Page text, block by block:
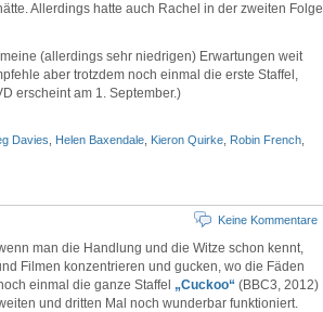
Allerdings hatte auch Rachel in der zweiten Folge
(allerdings sehr niedrigen) Erwartungen weit
aber trotzdem noch einmal die erste Staffel,
erscheint am 1. September.)
Davies Helen Baxendale Kieron Quirke Robin French
Keine Kommentare
man die Handlung und die Witze schon kennt,
Filmen konzentrieren und gucken, wo die Fäden
einmal die ganze Staffel „Cuckoo“ (BBC3, 2012)
und dritten Mal noch wunderbar funktioniert.